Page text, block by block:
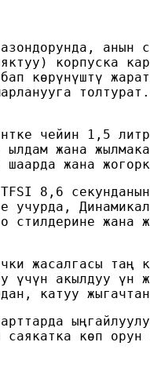
анын
корпуска
көрүнүштү
толтурат.
чейин 1,5
жана
шаарда жана
8,6
учурда,
стилдерине жана
жасалгасы
үчүн акылдуу
катуу
көп